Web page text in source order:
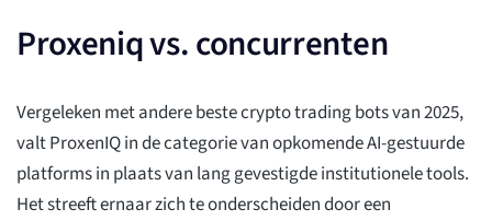
Proxeniq vs. concurrenten
Vergeleken met andere beste crypto trading bots van 2025,
valt ProxenIQ in de categorie van opkomende AI-gestuurde
platforms in plaats van lang gevestigde institutionele tools.
Het streeft ernaar zich te onderscheiden door een